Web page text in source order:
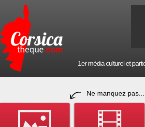
1er média culturel et
Ne manquez pas...